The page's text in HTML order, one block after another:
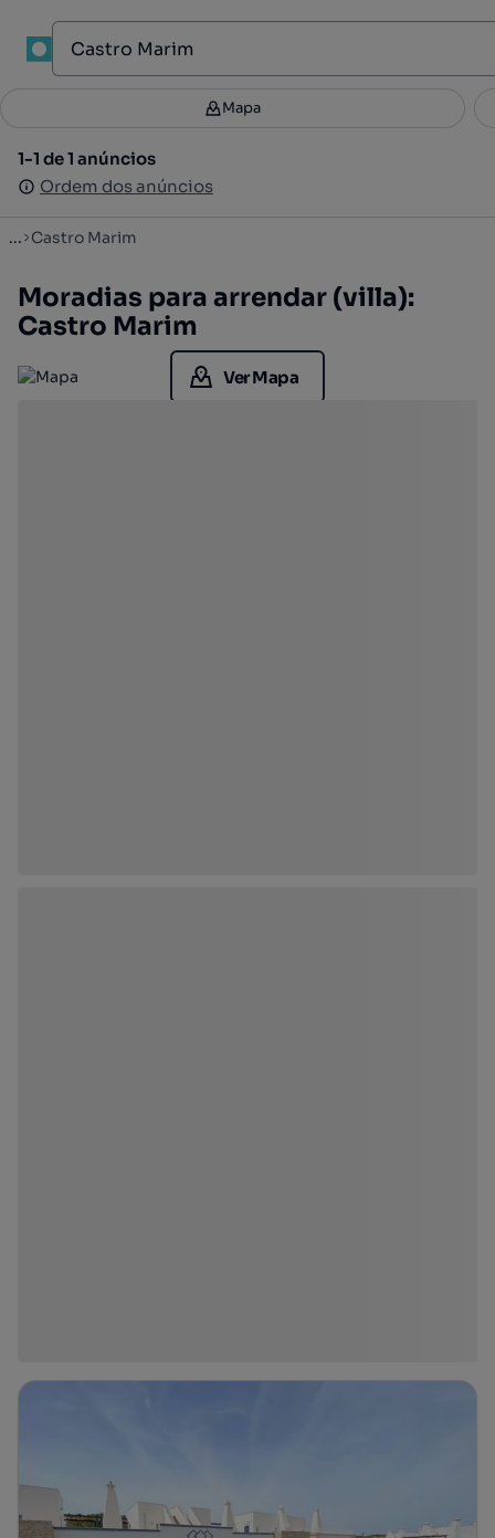
Filtros 4
1-1 de 1 anúncios
Ordem dos anúncios
Mapa
1-1 de 1 anúncios
Ordem dos anúncios
... Castro Marim
Moradias para arrendar (villa):
Castro Marim
Ver Mapa